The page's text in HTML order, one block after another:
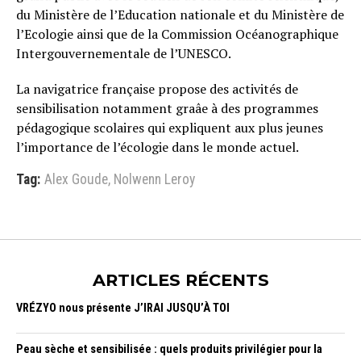
du Ministère de l’Education nationale et du Ministère de
l’Ecologie ainsi que de la Commission Océanographique
Intergouvernementale de l’UNESCO.
La navigatrice française propose des activités de
sensibilisation notamment graâe à des programmes
pédagogique scolaires qui expliquent aux plus jeunes
l’importance de l’écologie dans le monde actuel.
Tag: Alex Goude, Nolwenn Leroy
ARTICLES RÉCENTS
VRÉZYO nous présente J’IRAI JUSQU’À TOI
Peau sèche et sensibilisée : quels produits privilégier pour la